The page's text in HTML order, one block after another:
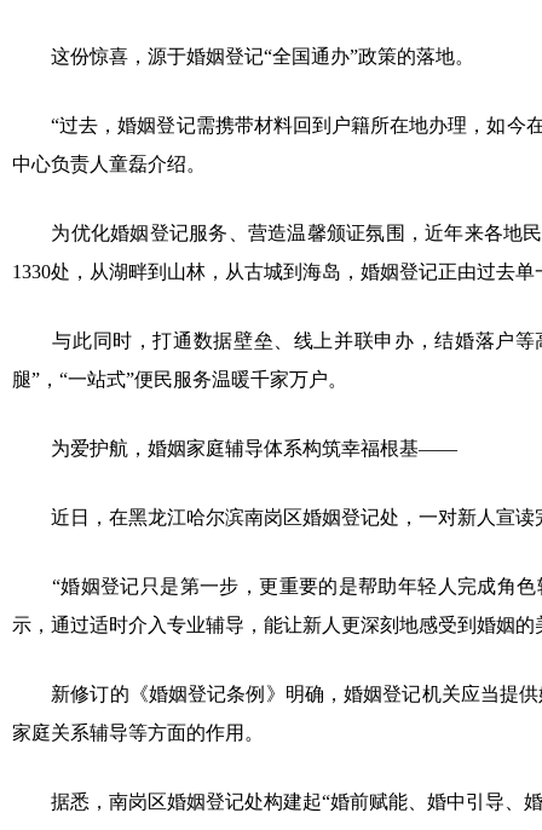
这份惊喜，源于婚姻登记“全国通办”政策的落地。
“过去，婚姻登记需携带材料回到户籍所在地办理，如今在
中心负责人童磊介绍。
为优化婚姻登记服务、营造温馨颁证氛围，近年来各地民
1330处，从湖畔到山林，从古城到海岛，婚姻登记正由过去
与此同时，打通数据壁垒、线上并联申办，结婚落户等
腿”，“一站式”便民服务温暖千家万户。
为爱护航，婚姻家庭辅导体系构筑幸福根基——
近日，在黑龙江哈尔滨南岗区婚姻登记处，一对新人宣读
“婚姻登记只是第一步，更重要的是帮助年轻人完成角色
示，通过适时介入专业辅导，能让新人更深刻地感受到婚姻的
新修订的《婚姻登记条例》明确，婚姻登记机关应当提供
家庭关系辅导等方面的作用。
据悉，南岗区婚姻登记处构建起“婚前赋能、婚中引导、婚